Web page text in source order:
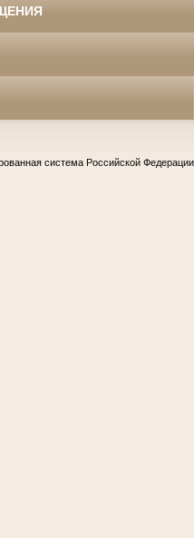
система Российской